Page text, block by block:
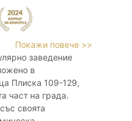
Покажи повече >>
заведение
в
Плиска 109-129,
част на града.
своята